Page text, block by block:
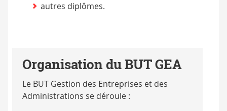
autres diplômes.
Organisation du BUT GEA
Le BUT Gestion des Entreprises et des
Administrations se déroule :